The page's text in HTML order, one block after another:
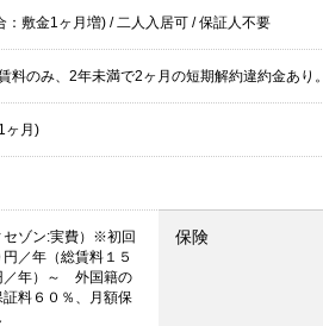
：敷金1ヶ月増) / 二人入居可 /保証人不要
料のみ、2年未満で2ヶ月の短期解約違約金あり。
ヶ月)
セゾン:実費）※初回
／年（総賃料１５
／年）～ 外国籍の
料６０％、月額保
保険